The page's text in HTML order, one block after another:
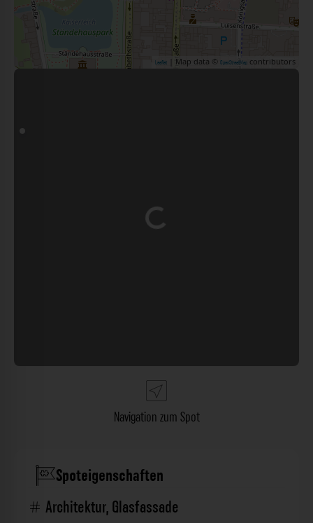
Leaflet | Map data © OpenStreetMap contributors
Wird geladen …
Navigation zum Spot
Spoteigenschaften
Architektur,Glasfassade